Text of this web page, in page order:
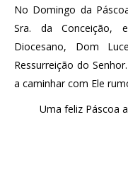
No Domingo da
Sra. da Conceição,
Diocesano, Dom
Ressurreição do
a caminhar com Ele
Uma feliz Páscoa